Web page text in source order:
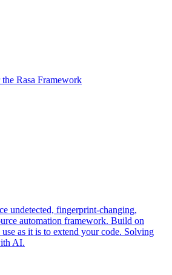
Rasa Framework
undetected, fingerprint-changing,
automation framework. Build on
as it is to extend your code. Solving
AI.